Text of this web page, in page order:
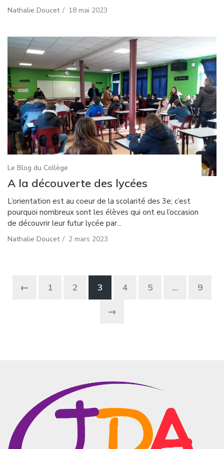
Nathalie Doucet / 18 mai 2023
Le Blog du Collège
A la découverte des lycées
L’orientation est au coeur de la scolarité des 3e; c’est
pourquoi nombreux sont les élèves qui ont eu l’occasion
de découvrir leur futur lycée par...
Nathalie Doucet / 2 mars 2023
← 1 2 3 4 5 … 9
→